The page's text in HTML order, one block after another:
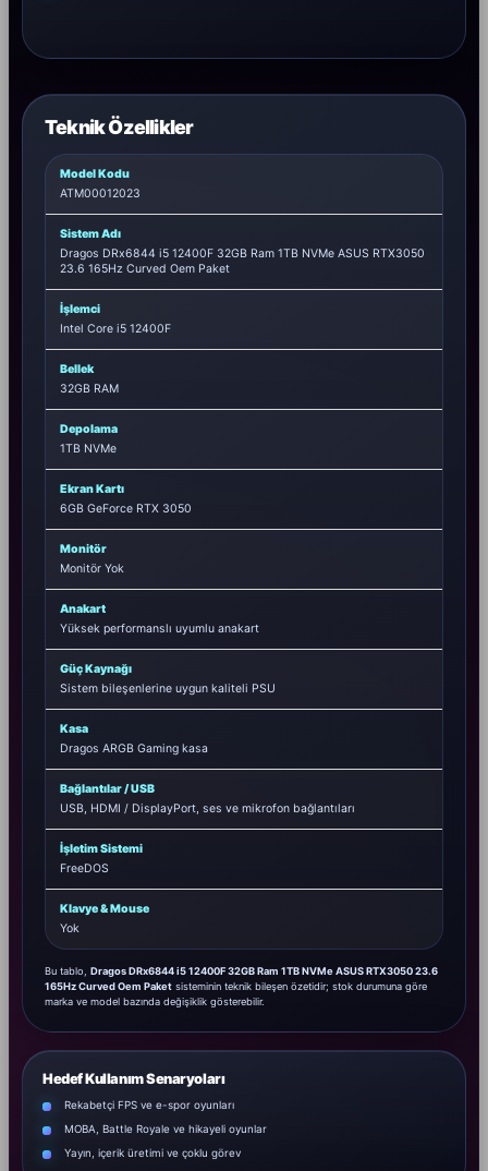
Teknik Özellikler
Model Kodu
ATM00012023
Sistem Adı
Dragos DRx6844 i5 12400F 32GB Ram 1TB NVMe ASUS RTX3050
23.6 165Hz Curved Oem Paket
İşlemci
Intel Core i5 12400F
Bellek
32GB RAM
Depolama
1TB NVMe
Ekran Kartı
6GB GeForce RTX 3050
Monitör
Monitör Yok
Anakart
Yüksek performanslı uyumlu anakart
Güç Kaynağı
Sistem bileşenlerine uygun kaliteli PSU
Kasa
Dragos ARGB Gaming kasa
Bağlantılar / USB
USB, HDMI / DisplayPort, ses ve mikrofon bağlantıları
İşletim Sistemi
FreeDOS
Klavye & Mouse
Yok
Bu tablo, Dragos DRx6844 i5 12400F 32GB Ram 1TB NVMe ASUS RTX3050 23.6
165Hz Curved Oem Paket sisteminin teknik bileşen özetidir; stok durumuna göre
marka ve model bazında değişiklik gösterebilir.
Hedef Kullanım Senaryoları
Rekabetçi FPS ve e-spor oyunları
MOBA, Battle Royale ve hikayeli oyunlar
Yayın, içerik üretimi ve çoklu görev